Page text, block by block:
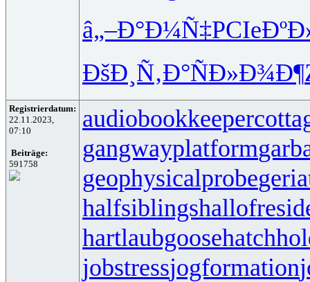
â„–Ð°Ð¼Ñ‡PCIe
ÐšÐ¸Ñ‚Ð°ÑÐ»Ð¾Ð¶
Registrierdatum:
22.11.2023,
07:10
Beiträge:
591758
audiobookkeeper
gangwayplatform
geophysicalprobe
halfsiblings
hartlaubgoose
jobstressjogformation